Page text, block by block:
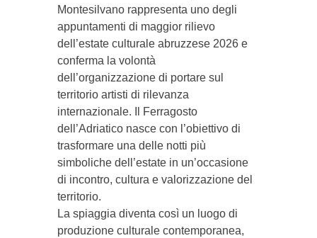
Montesilvano rappresenta uno degli
appuntamenti di maggior rilievo
dell’estate culturale abruzzese 2026 e
conferma la volontà
dell’organizzazione di portare sul
territorio artisti di rilevanza
internazionale. Il Ferragosto
dell’Adriatico nasce con l’obiettivo di
trasformare una delle notti più
simboliche dell’estate in un’occasione
di incontro, cultura e valorizzazione del
territorio.
La spiaggia diventa così un luogo di
produzione culturale contemporanea,